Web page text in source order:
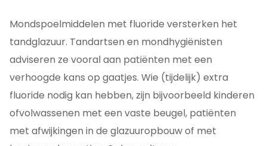
Mondspoelmiddelen met fluoride versterken het
tandglazuur. Tandartsen en mondhygiënisten
adviseren ze vooral aan patiënten met een
verhoogde kans op gaatjes. Wie (tijdelijk) extra
fluoride nodig kan hebben, zijn bijvoorbeeld kinderen
ofvolwassenen met een vaste beugel, patiënten
met afwijkingen in de glazuuropbouw of met